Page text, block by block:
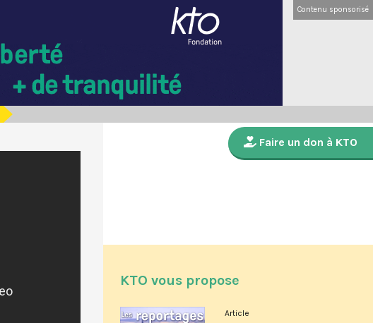
Contenu sponsorisé
Faire un don à KTO
KTO vous propose
Article